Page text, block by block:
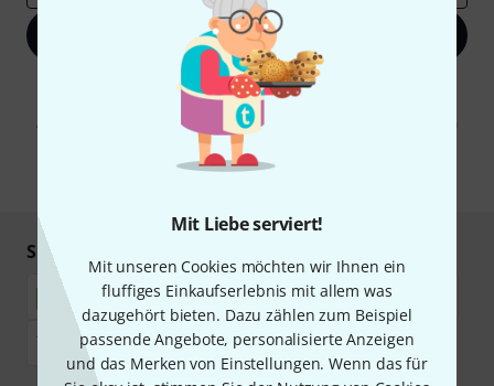
Mit Liebe serviert!
Mit unseren Cookies möchten wir Ihnen ein
fluffiges Einkaufserlebnis mit allem was
dazugehört bieten. Dazu zählen zum Beispiel
passende Angebote, personalisierte Anzeigen
und das Merken von Einstellungen. Wenn das für
Jetzt anmelden
Mit Klick auf „Jetzt anmelden“ stimmen Sie dem Erhalt von E-Mail-
Werbung und einer Messung des E-Mail-Nutzungsverhaltens zu. Die
Abmeldung ist jederzeit möglich. Weitere Informationen finden Sie in
unserenDatenschutzhinweisen
* Pflichtfeld
Sicher einkaufen & bezahlen